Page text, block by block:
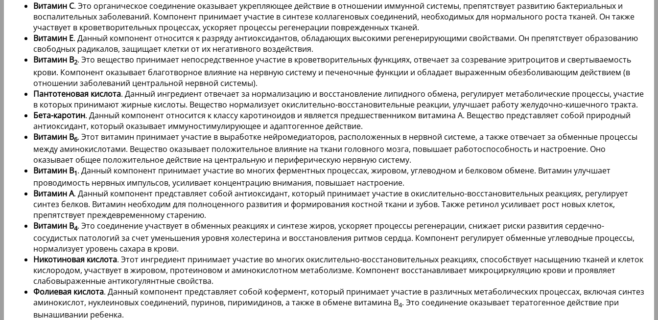
Витамин C. Это органическое соединение оказывает укрепляющее действие в отношении иммунной системы, препятствует развитию бактериальных и
воспалительных заболеваний. Компонент принимает участие в синтезе коллагеновых соединений, необходимых для нормального роста тканей. Он также
участвует в кроветворительных процессах, ускоряет процессы регенерации поврежденных тканей.
Витамин E. Данный компонент относится к разряду антиоксидантов, обладающих высокими регенерирующими свойствами. Он препятствует образованию
свободных радикалов, защищает клетки от их негативного воздействия.
Витамин B2. Это вещество принимает непосредственное участие в кроветворительных функциях, отвечает за созревание эритроцитов и свертываемость
крови. Компонент оказывает благотворное влияние на нервную систему и печеночные функции и обладает выраженным обезболивающим действием (в
отношении заболеваний центральной нервной системы).
Пантотеновая кислота. Данный ингредиент отвечает за нормализацию и восстановление липидного обмена, регулирует метаболические процессы, участие
в которых принимают жирные кислоты. Вещество нормализует окислительно-восстановительные реакции, улучшает работу желудочно-кишечного тракта.
Бета-каротин. Данный компонент относится к классу каротиноидов и является предшественником витамина A. Вещество представляет собой природный
антиоксидант, который оказывает иммуностимулирующее и адаптогенное действие.
Витамин B6. Этот витамин принимает участие в выработке нейромедиаторов, расположенных в нервной системе, а также отвечает за обменные процессы
между аминокислотами. Вещество оказывает положительное влияние на ткани головного мозга, повышает работоспособность и настроение. Оно
оказывает общее положительное действие на центральную и периферическую нервную систему.
Витамин B1. Данный компонент принимает участие во многих ферментных процессах, жировом, углеводном и белковом обмене. Витамин улучшает
проводимость нервных импульсов, усиливает концентрацию внимания, повышает настроение.
Витамин A. Данный компонент представляет собой антиоксидант, который принимает участие в окислительно-восстановительных реакциях, регулирует
синтез белков. Витамин необходим для полноценного развития и формирования костной ткани и зубов. Также ретинол усиливает рост новых клеток,
препятствует преждевременному старению.
Витамин B4. Это соединение участвует в обменных реакциях и синтезе жиров, ускоряет процессы регенерации, снижает риски развития сердечно-
сосудистых патологий за счет уменьшения уровня холестерина и восстановления ритмов сердца. Компонент регулирует обменные углеводные процессы,
нормализует уровень сахара в крови.
Никотиновая кислота. Этот ингредиент принимает участие во многих окислительно-восстановительных реакциях, способствует насыщению тканей и клеток
кислородом, участвует в жировом, протеиновом и аминокислотном метаболизме. Компонент восстанавливает микроциркуляцию крови и проявляет
слабовыраженные антикогулянтные свойства.
Фолиевая кислота. Данный компонент представляет собой кофермент, который принимает участие в различных метаболических процессах, включая синтез
аминокислот, нуклеиновых соединений, пуринов, пиримидинов, а также в обмене витамина B4. Это соединение оказывает тератогенное действие при
вынашивании ребенка.